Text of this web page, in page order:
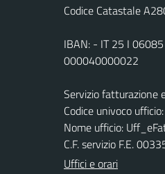
Codice Catastale
IBAN: - IT 25 I
000040000022
Servizio fatturazione
Codice univoco
Nome ufficio:
C.F. servizio F.E.
Uffici e orari